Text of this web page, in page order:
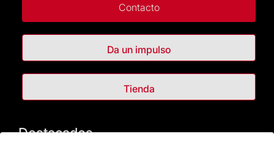
Contacto
Da un impulso
Tienda
Destacados